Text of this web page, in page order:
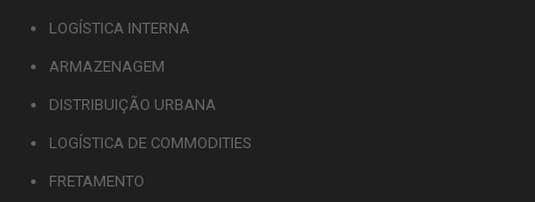
LOGÍSTICA INTERNA
ARMAZENAGEM
DISTRIBUIÇÃO URBANA
LOGÍSTICA DE COMMODITIES
FRETAMENTO